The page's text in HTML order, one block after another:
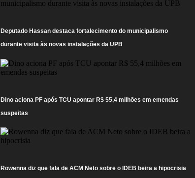
Deputado Hassan destaca fortalecimento do municipalismo
durante visita às novas instalações da UPB
Dino aciona PF após TCU apontar R$ 55,4 milhões em emendas
suspeitas
Rowenna diz que fala de ACM Neto sobre o IDEB beira a hipocrisia